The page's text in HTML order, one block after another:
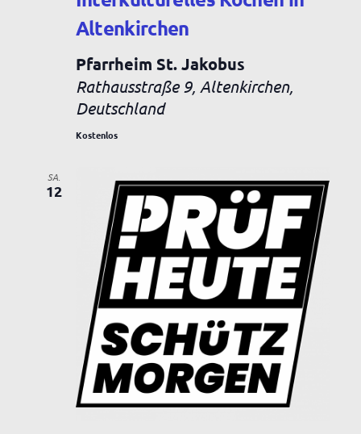
Altenkirchen
Pfarrheim St. Jakobus
Rathausstraße 9, Altenkirchen,
Deutschland
Kostenlos
SA.
12